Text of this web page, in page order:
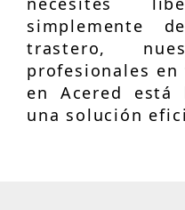
simplemente
trastero,
profesionales
en Acered
una solución